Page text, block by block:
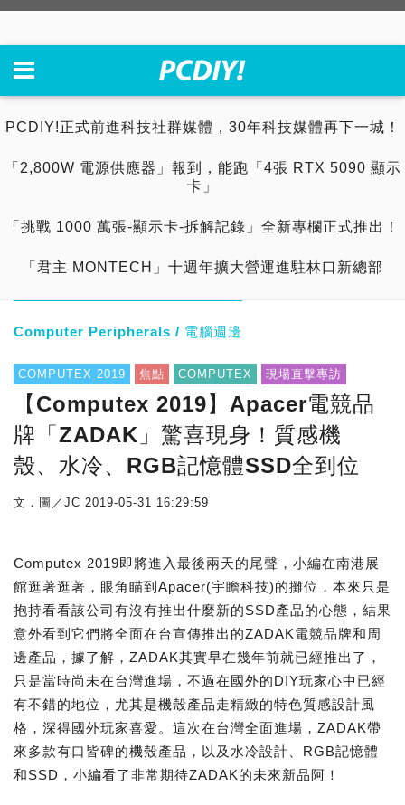
PCDIY!正式前進科技社群媒體，30年科技媒體再下一城！
「2,800W 電源供應器」報到，能跑「4張 RTX 5090 顯示
卡」
「挑戰 1000 萬張-顯示卡-拆解記錄」全新專欄正式推出！
「君主 MONTECH」十週年擴大營運進駐林口新總部
Computer Peripherals / 電腦週邊
COMPUTEX 2019 焦點 COMPUTEX 現場直擊專訪
【Computex 2019】Apacer電競品
牌「ZADAK」驚喜現身！質感機
殼、水冷、RGB記憶體SSD全到位
文．圖／JC 2019-05-31 16:29:59
Computex 2019即將進入最後兩天的尾聲，小編在南港展
館逛著逛著，眼角瞄到Apacer(宇瞻科技)的攤位，本來只是
抱持看看該公司有沒有推出什麼新的SSD產品的心態，結果
意外看到它們將全面在台宣傳推出的ZADAK電競品牌和周
邊產品，據了解，ZADAK其實早在幾年前就已經推出了，
只是當時尚未在台灣進場，不過在國外的DIY玩家心中已經
有不錯的地位，尤其是機殼產品走精緻的特色質感設計風
格，深得國外玩家喜愛。這次在台灣全面進場，ZADAK帶
來多款有口皆碑的機殼產品，以及水冷設計、RGB記憶體
和SSD，小編看了非常期待ZADAK的未來新品阿！